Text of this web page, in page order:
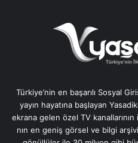
Türkiye’nin en başarılı Sosyal
yayın hayatına başlayan
ekrana gelen özel TV kanallarının
nın en geniş görsel ve bilgi